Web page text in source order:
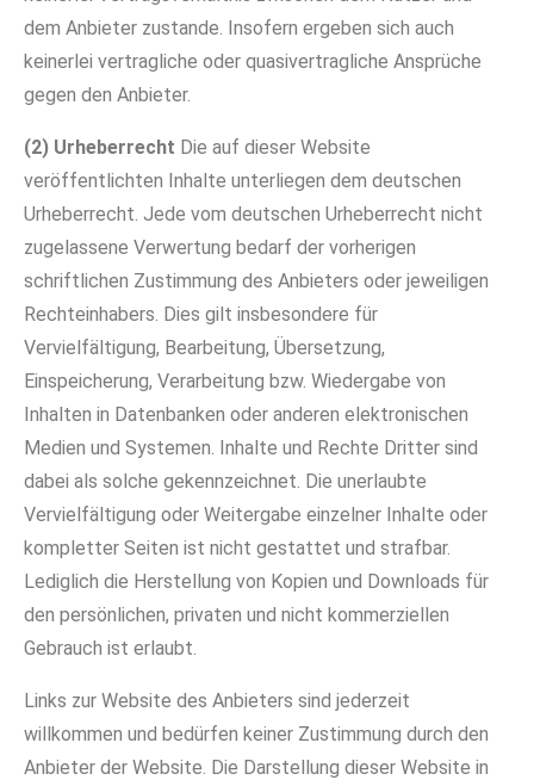
dem Anbieter zustande. Insofern ergeben sich auch
keinerlei vertragliche oder quasivertragliche Ansprüche
gegen den Anbieter.
(2) Urheberrecht Die auf dieser Website
veröffentlichten Inhalte unterliegen dem deutschen
Urheberrecht. Jede vom deutschen Urheberrecht nicht
zugelassene Verwertung bedarf der vorherigen
schriftlichen Zustimmung des Anbieters oder jeweiligen
Rechteinhabers. Dies gilt insbesondere für
Vervielfältigung, Bearbeitung, Übersetzung,
Einspeicherung, Verarbeitung bzw. Wiedergabe von
Inhalten in Datenbanken oder anderen elektronischen
Medien und Systemen. Inhalte und Rechte Dritter sind
dabei als solche gekennzeichnet. Die unerlaubte
Vervielfältigung oder Weitergabe einzelner Inhalte oder
kompletter Seiten ist nicht gestattet und strafbar.
Lediglich die Herstellung von Kopien und Downloads für
den persönlichen, privaten und nicht kommerziellen
Gebrauch ist erlaubt.
Links zur Website des Anbieters sind jederzeit
willkommen und bedürfen keiner Zustimmung durch den
Anbieter der Website. Die Darstellung dieser Website in